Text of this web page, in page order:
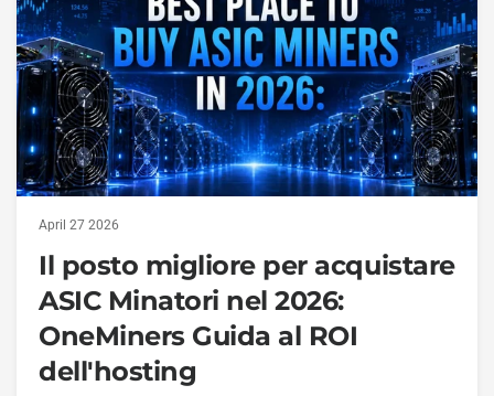
April 27 2026
Il posto migliore per acquistare
ASIC Minatori nel 2026:
OneMiners Guida al ROI
dell'hosting